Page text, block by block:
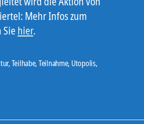
Mehr Infos zum
hier.
,Teilhabe,Teilnahme, Utopolis,